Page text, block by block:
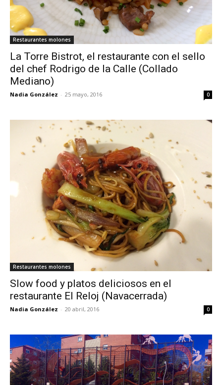
Restaurantes molones
La Torre Bistrot, el restaurante con el sello
del chef Rodrigo de la Calle (Collado
Mediano)
Nadia González - 25 mayo, 2016 0
Restaurantes molones
Slow food y platos deliciosos en el
restaurante El Reloj (Navacerrada)
Nadia González - 20 abril, 2016 0